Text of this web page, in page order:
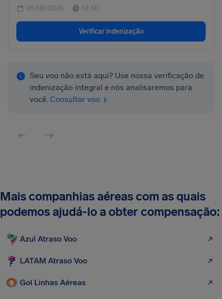
05/08/2026 12:50
Verificar indenização
Seu voo não está aqui? Use nossa verificação de
indenização integral e nós analisaremos para
você. Consultar voo
Mais companhias aéreas com as quais
podemos ajudá-lo a obter compensação:
Azul Atraso Voo
LATAM Atraso Voo
Gol Linhas Aéreas